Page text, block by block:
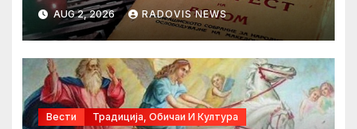
AUG 2, 2026 RADOVIS NEWS
Вести Традиција, Обичаи И Култура